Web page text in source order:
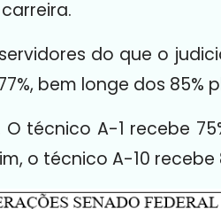
do que o
bem longe dos 85%
técnico A-1 recebe
o técnico A-10 recebe